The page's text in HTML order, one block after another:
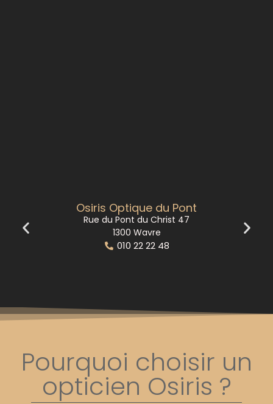
Osiris Optique du Pont
Rue du Pont du Christ 47
1300 Wavre
010 22 22 48
Pourquoi choisir un
opticien Osiris ?